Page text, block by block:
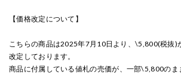
【価格改定について】
こちらの商品は2025年7月10日より、\5,800(税抜
改定しております。
商品に付属している値札の売価が、一部\5,800のま